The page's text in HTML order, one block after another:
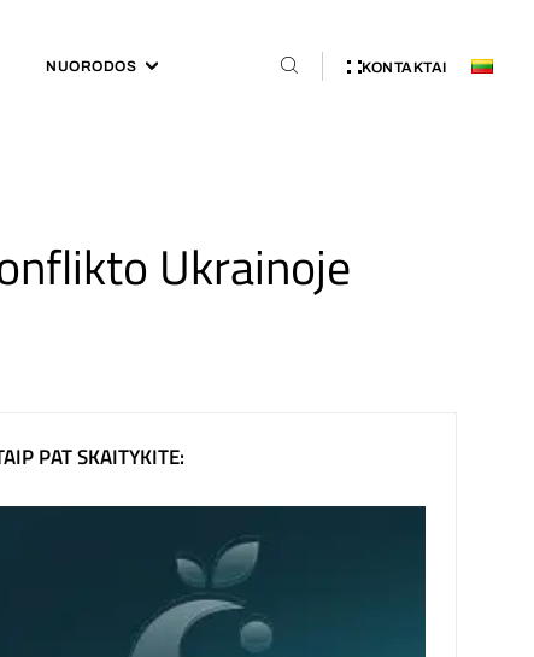
NUORODOS KONTAKTAI
Ukrainoje
PAT SKAITYKITE: